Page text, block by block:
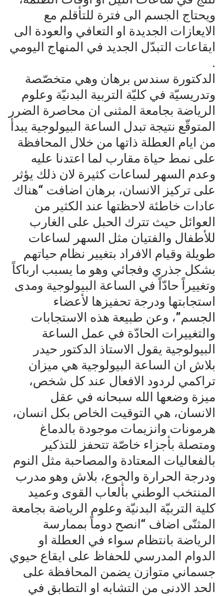
ويحتاج الجسم الى فترة للتأقلم مع
الايعازات الجديدة او التعافي والعودة الى
ايقاعات التبدّل الجديد في المنهاج اليومي
.
الدكتورة سندس برهان وهي متخصّصة
وتدريسيّة في كليّة التربية البدنيّة وعلوم
الرياضة بجامعة المثنى ان محاصرة الضرر
المتوقّع نتيجة تبدل الساعة البيولوجية يبدأ
من ايام العطلة ذاتها من خلال المحافظة
على نمط حياة مقارب لما اعتدنا عليه
وعدم السهر لساعات كثيرة لان ذلك يؤثر
على تركيز الانسان، برهان اضافت “هناك
عادات خاطئة لاحظتها عند الكثير من
العوائل حيث تترك الحبل على الغارب
للأطفال والفتيان مثل السهر لساعات
طويلة وقيام الافراد بتغيير نظام حياتهم
بشكل جذري وفجائي وهو ما يسبب ارباكاً
وتغييراً حادّاً في الساعة البيولوجية ومدى
استجابتها ودرجة تحفيزها لأعضاء
الجسم”، وعن طبيعة هذه الاستجابات
والتغييرات الحادّة في عمل الساعة
البيولوجية يقول الاستاذ الدكتور حيدر
بلاش ان الساعة البيولوجية هي ميزان
تراكمي لردود الافعال عند كل شخص،
ميزة وضعها الله سبحانه في عقل
الانسان، هي التوقيت الخاص بكل انسان،
هرمونات وانزيمات موجودة بالدماغ
ومتصلة بأجزاء خاصّة تتحفز للتذكير
بالفعاليات المعتادة والمصاحبة مثل النوم
ودرجة الحرارة والجوع، بلاش وهو مدرب
المنتخب الوطني بألعاب القوى وعميد
كلية التربيّة البدنيّة وعلوم الرياضة بجامعة
المثنّى اضاف “انصح دوماً بممارسة
الرياضة بانتظام سواء في العطلة او
الدوام المدرسي للحفاظ على ايقاع حيوي
جسماني متوازن يضمن المحافظة على
الحد الادنى من التشابه او التطابق في